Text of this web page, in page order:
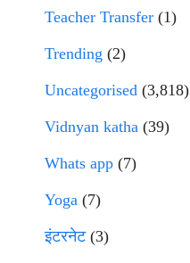
Teacher Transfer (1)
Trending (2)
Uncategorised (3,818)
Vidnyan katha (39)
Whats app (7)
Yoga (7)
इंटरनेट(3)